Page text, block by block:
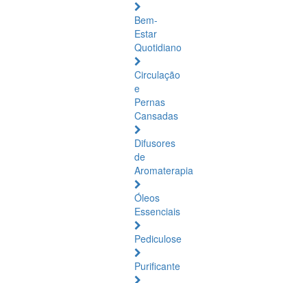
Bem-
Estar
Quotidiano
Circulação
e
Pernas
Cansadas
Difusores
de
Aromaterapia
Óleos
Essenciais
Pediculose
Purificante